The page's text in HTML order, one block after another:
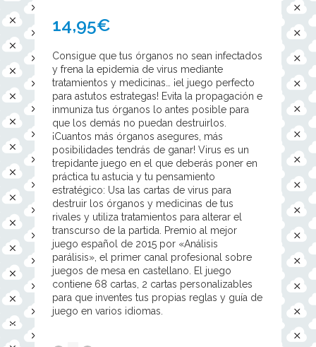
14,95€
Consigue que tus órganos no sean infectados
y frena la epidemia de virus mediante
tratamientos y medicinas… ¡el juego perfecto
para astutos estrategas! Evita la propagación e
inmuniza tus órganos lo antes posible para
que los demás no puedan destruirlos.
¡Cuantos más órganos asegures, más
posibilidades tendrás de ganar! Virus es un
trepidante juego en el que deberás poner en
práctica tu astucia y tu pensamiento
estratégico: Usa las cartas de virus para
destruir los órganos y medicinas de tus
rivales y utiliza tratamientos para alterar el
transcurso de la partida. Premio al mejor
juego español de 2015 por «Análisis
parálisis», el primer canal profesional sobre
juegos de mesa en castellano. El juego
contiene 68 cartas, 2 cartas personalizables
para que inventes tus propias reglas y guía de
juego en varios idiomas.